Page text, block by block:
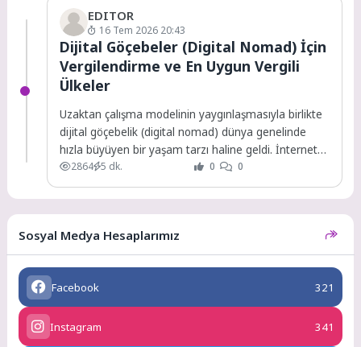
EDITOR
16 Tem 2026 20:43
Dijital Göçebeler (Digital Nomad) İçin
Vergilendirme ve En Uygun Vergili
Ülkeler
Uzaktan çalışma modelinin yaygınlaşmasıyla birlikte
dijital göçebelik (digital nomad) dünya genelinde
hızla büyüyen bir yaşam tarzı haline geldi. İnternet
bağlantısının...
2864 5 dk. 0 0
Sosyal Medya Hesaplarımız
Facebook 321
Instagram 341